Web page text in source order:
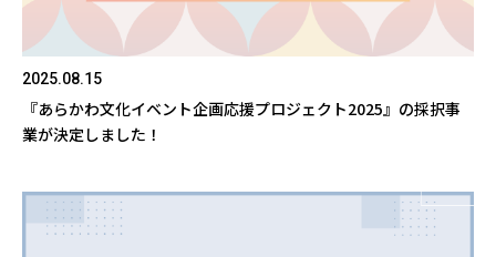
2025.08.15
『あらかわ文化イベント企画応援プロジェクト2025』の採択事
業が決定しました！